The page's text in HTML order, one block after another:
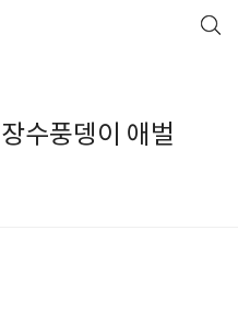
수풍뎅이 애벌